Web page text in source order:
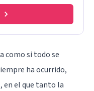
como si todo se
ha ocurrido,
en el que tanto la